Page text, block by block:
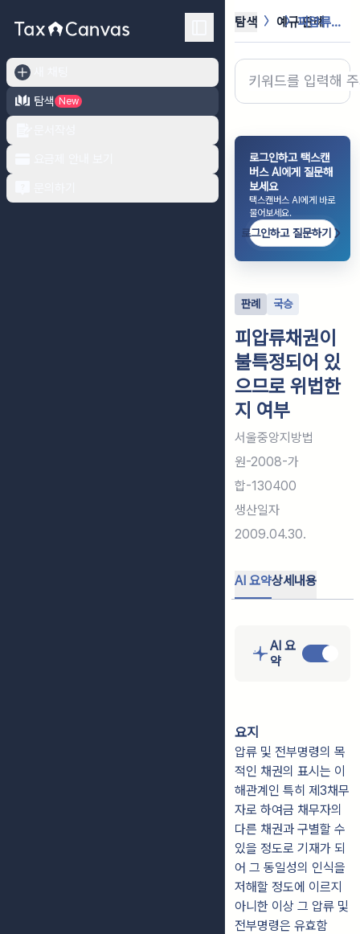
탐색
New
탐색 예규·판례 피압류채권이 불특정되어 있으므로 위법...
로그인하고 택스캔
버스 AI에게 질문해
보세요
택스캔버스 AI에게 바로
물어보세요.
로그인하고 질문하기
판례 국승
피압류채권이
불특정되어 있
으므로 위법한
지 여부
서울중앙지방법
원-2008-가
합-130400
생산일자
2009.04.30.
AI 요약상세내용
AI 요
약
요지
압류 및 전부명령의 목
적인 채권의 표시는 이
해관계인 특히 제3채무
자로 하여금 채무자의
다른 채권과 구별할 수
있을 정도로 기재가 되
어 그 동일성의 인식을
저해할 정도에 이르지
아니한 이상 그 압류 및
전부명령은 유효함